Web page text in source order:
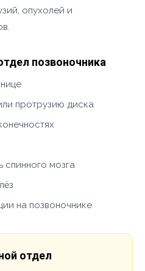
опухолей и
позвоночника
протрузию диска
спинного мозга
на позвоночнике
отдел